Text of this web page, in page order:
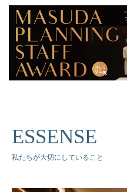
ESSENSE
私たちが大切にしていること